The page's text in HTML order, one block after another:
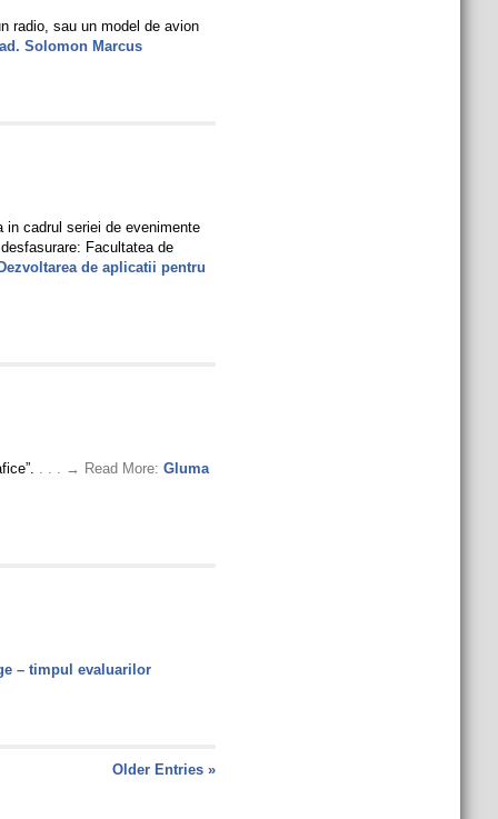
radio, sau un model de avion
Solomon Marcus
cadrul seriei de evenimente
Facultatea de
de aplicatii pentru
. . . → Read More: Gluma
– timpul evaluarilor
Older Entries »